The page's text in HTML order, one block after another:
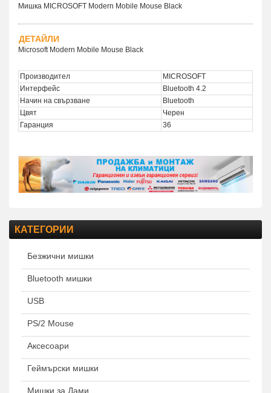
Мишка MICROSOFT Modern Mobile Mouse Black
ДЕТАЙЛИ
Microsoft Modern Mobile Mouse Black
Производител
MICROSOFT
Интерфейс
Bluetooth 4.2
Начин на свързване
Bluetooth
Цвят
Черен
Гаранция
36
КАТЕГОРИИ
Безжични мишки
Bluetooth мишки
USB
PS/2 Mouse
Аксесоари
Геймърски мишки
Мишки за Дами